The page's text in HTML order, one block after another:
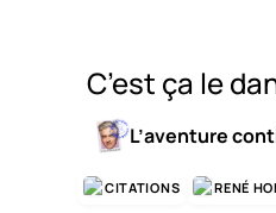
C’est ça le
L’aventure
CITATIONS RENÉ